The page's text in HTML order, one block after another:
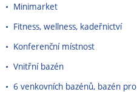
Minimarket
Fitness, wellness, kadeřnictví
Konferenční místnost
Vnitřní bazén
6 venkovních bazénů, bazén